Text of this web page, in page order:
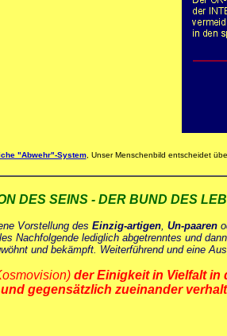
"Abwehr"-System, Unser Menschenbild entscheidet
DES SEINS - DER BUND DES
Vorstellung des Einzig-artigen, Un-paaren
Nachfolgende lediglich abgetrenntes und
und bekämpft. Weiterführend und eine
der Einigkeit in Vielfalt in
gegensätzlich zueinander